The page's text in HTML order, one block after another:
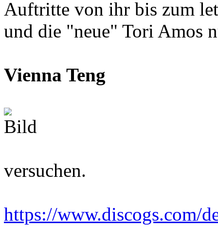
Auftritte von ihr bis zum
und die "neue" Tori Amos
Vienna Teng
versuchen.
https://www.discogs.com/